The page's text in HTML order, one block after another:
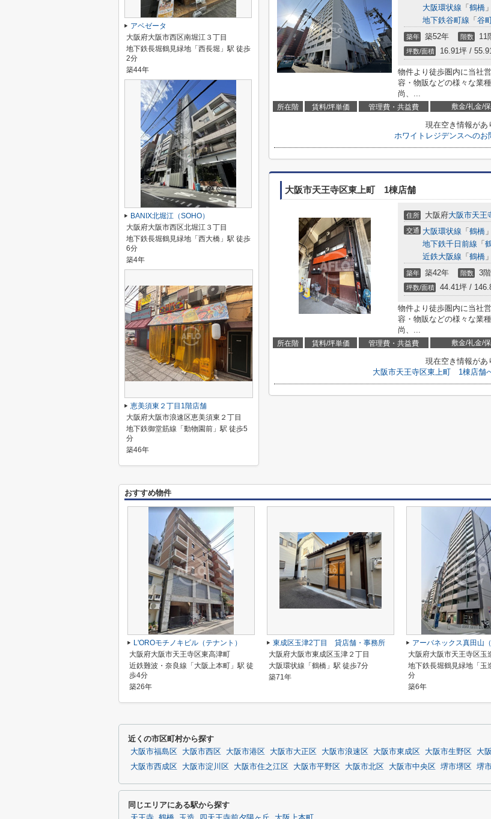
大阪環状線 「 鶴橋
地下鉄谷町線 「 谷
築年 築52年 階数 11
坪数/面積 16.91坪 /
物件より徒歩圏内に当社
容・物販などの様々な業
尚、...
所在階 賃料/坪単価 管理費・共益費 敷金/礼金/
現在空き情報があ
ホワイトレジデンスへのお
大阪市天王寺区東上町 1棟店舗
住所 大阪府大阪市天王
交通 大阪環状線 「 鶴橋
地下鉄千日前線 「
近鉄大阪線 「 鶴橋
築年 築42年 階数 3
坪数/面積 44.41坪 /
物件より徒歩圏内に当社
容・物販などの様々な業
尚、...
所在階 賃料/坪単価 管理費・共益費 敷金/礼金/
現在空き情報があ
大阪市天王寺区東上町 1棟店舗
アベゼータ
大阪府大阪市西区南堀江３丁目
地下鉄長堀鶴見緑地「西長堀」駅 徒歩
2分
築44年
BANIX北堀江（SOHO）
大阪府大阪市西区北堀江３丁目
地下鉄長堀鶴見緑地「西大橋」駅 徒歩
6分
築4年
恵美須東２丁目1階店舗
大阪府大阪市浪速区恵美須東２丁目
地下鉄御堂筋線「動物園前」駅 徒歩5
分
築46年
おすすめ物件
L'OROモチノキビル（テナント）
大阪府大阪市天王寺区東高津町
近鉄難波・奈良線「大阪上本町」駅 徒
歩4分
築26年
東成区玉津2丁目 貸店舗・事務所
大阪府大阪市東成区玉津２丁目
大阪環状線「鶴橋」駅 徒歩7分
築71年
アーバネックス真田山（
大阪府大阪市天王寺区玉
地下鉄長堀鶴見緑地「玉
分
築6年
近くの市区町村から探す
大阪市福島区 大阪市西区 大阪市港区 大阪市大正区 大阪市浪速区 大阪市東成区 大阪市生野区 大
大阪市西成区
大阪市淀川区 大阪市住之江区 大阪市平野区 大阪市北区 大阪市中央区 堺市堺区 堺
同じエリアにある駅から探す